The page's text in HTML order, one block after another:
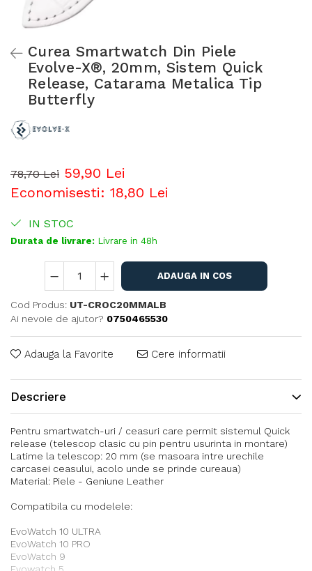
Curea Smartwatch Din Piele
Evolve-X®, 20mm, Sistem Quick
Release, Catarama Metalica Tip
Butterfly
78,70 Lei 59,90 Lei
Economisesti: 18,80 Lei
IN STOC
Durata de livrare: Livrare in 48h
ADAUGA IN COS
Cod Produs: UT-CROC20MMALB
Ai nevoie de ajutor? 0750465530
Adauga la Favorite Cere informatii
Descriere
Pentru smartwatch-uri / ceasuri care permit sistemul Quick
release (telescop clasic cu pin pentru usurinta in montare)
Latime la telescop: 20 mm (se masoara intre urechile
carcasei ceasului, acolo unde se prinde cureaua)
Material: Piele - Geniune Leather
Compatibila cu modelele:
EvoWatch 10 ULTRA
EvoWatch 10 PRO
EvoWatch 9